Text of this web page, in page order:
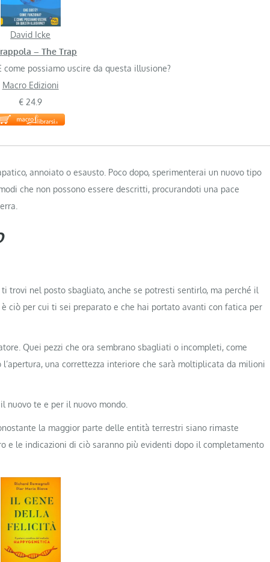
David Icke
– The Trap
come possiamo uscire da questa illusione?
Macro Edizioni
€ 24.9
annoiato o esausto. Poco dopo, sperimenterai un nuovo tipo
che non possono essere descritti, procurandoti una pace
trovi nel posto sbagliato, anche se potresti sentirlo, ma perché il
ciò per cui ti sei preparato e che hai portato avanti con fatica per
Quei pezzi che ora sembrano sbagliati o incompleti, come
una correttezza interiore che sarà moltiplicata da milioni
nuovo te e per il nuovo mondo.
la maggior parte delle entità terrestri siano rimaste
e le indicazioni di ciò saranno più evidenti dopo il completamento